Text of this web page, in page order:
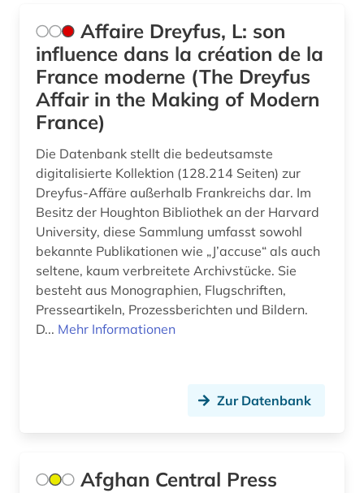
covid-19 (1)
cyberkriminalität (1)
daten (2)
datenanalyse (1)
datenauswertung (1)
datensammlung (5)
ddr (6)
debatte (2)
demographie (10)
design (3)
Affaire Dreyfus, L: son
influence dans la création de la
France moderne (The Dreyfus
Affair in the Making of Modern
France)
Die Datenbank stellt die bedeutsamste
digitalisierte Kollektion (128.214 Seiten) zur
Dreyfus-Affäre außerhalb Frankreichs dar. Im
Besitz der Houghton Bibliothek an der Harvard
University, diese Sammlung umfasst sowohl
bekannte Publikationen wie „J’accuse“ als auch
seltene, kaum verbreitete Archivstücke. Sie
besteht aus Monographien, Flugschriften,
Presseartikeln, Prozessberichten und Bildern.
D... Mehr Informationen
Zur Datenbank
Afghan Central Press